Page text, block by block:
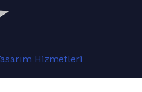
Hizmetleri